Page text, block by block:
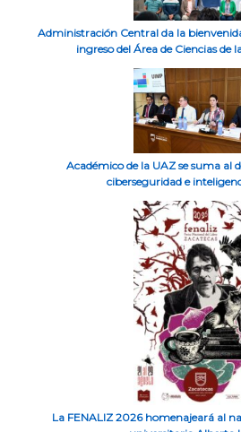
Administración Central da la
ingreso del Área de Ciencias de
Académico de la UAZ se suma al
ciberseguridad e
La FENALIZ 2026 homenajeará al